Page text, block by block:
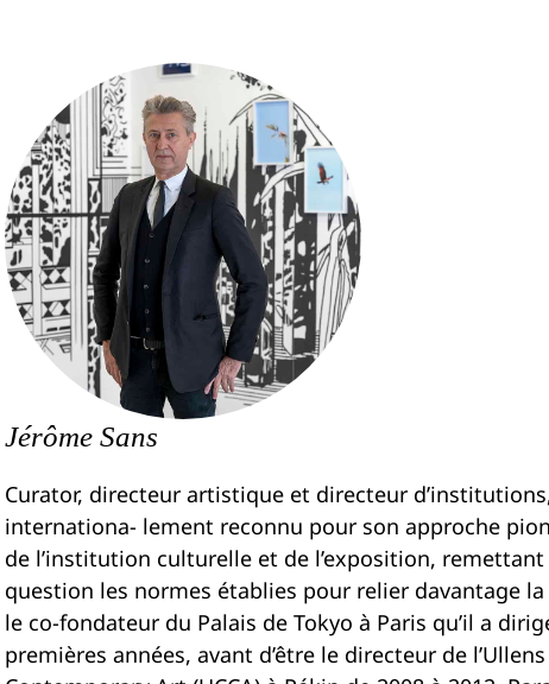
Jérôme Sans
Curator, directeur artistique et directeur
internationa- lement reconnu pour son approche
de l’institution culturelle et de l’exposition,
question les normes établies pour relier davantage
le co-fondateur du Palais de Tokyo à Paris qu’il a
premières années, avant d’être le directeur de